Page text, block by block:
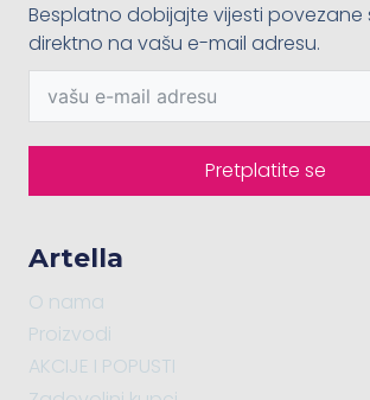
Artella
O nama
Proizvodi
AKCIJE I POPUSTI
Besplatno dobijajte vijesti povezane
direktno na vašu e-mail adresu.
Pretplatite se